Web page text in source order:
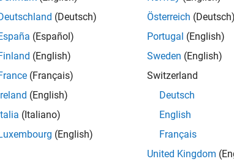
(Deutsch)
(Español)
(English)
(Français)
Ireland (English)
Italia (Italiano)
(English)
Österreich (Deutsch)
Portugal (English)
Sweden (English)
Switzerland
Deutsch
English
Français
United Kingdom